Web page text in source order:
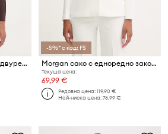
Elisabetta Franchi сако с двуредно закопчаване дамско
-5%* с код: FS
Morgan сако с едноредно закопчаване дамско
Текуща цена:
69,99 €
Редовна цена:119,90 €
Най-ниска цена:76,99 €